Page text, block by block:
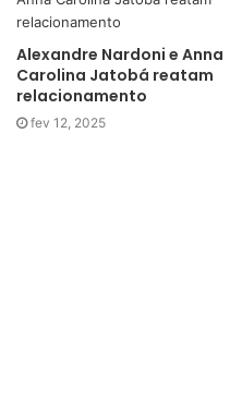
Alexandre Nardoni e Anna
Carolina Jatobá reatam
relacionamento
fev 12, 2025